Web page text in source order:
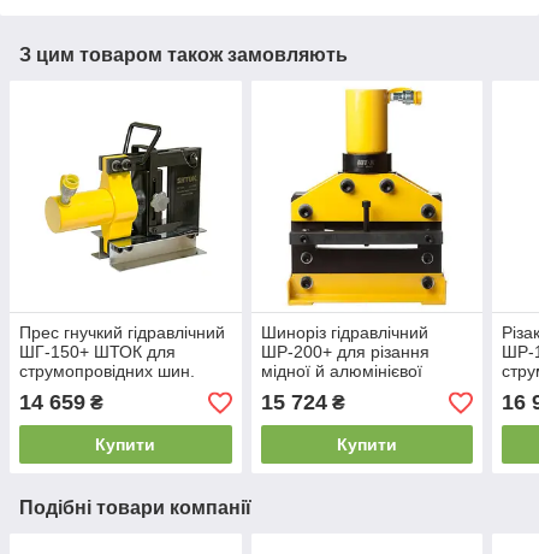
З цим товаром також замовляють
Прес гнучкий гідравлічний
ШГ-150+ ШТОК для
струмопровідних шин.
14 659 ₴
Купити
Шиноріз гідравлічний
ШР-200+ для різання
мідної й алюмінієвої
струмовідної шини.
15 724₴
Купити
ШР-
16
Подібні товари компанії